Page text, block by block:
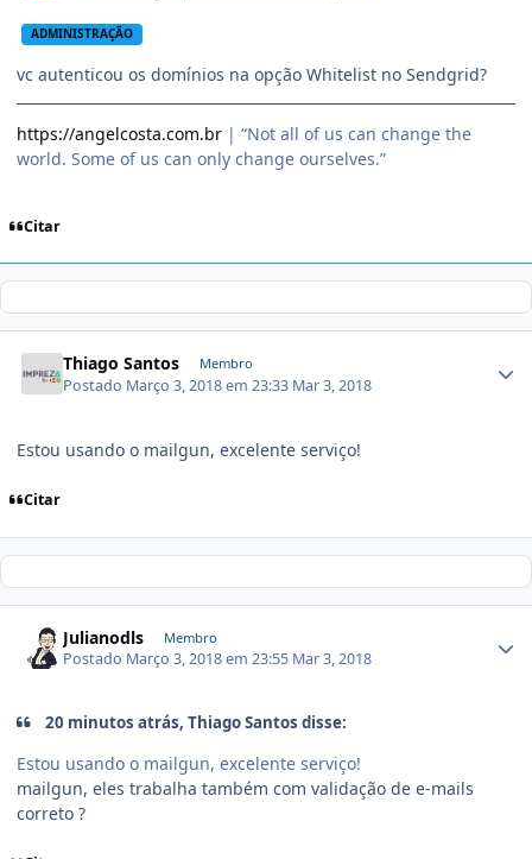
ADMINISTRAÇÃO
vc autenticou os domínios na opção Whitelist no Sendgrid?
https://angelcosta.com.br | “Not all of us can change the
world. Some of us can only change ourselves.”
Citar
Thiago Santos Membro
Postado Março 3, 2018 em 23:33 Mar 3, 2018
Estou usando o mailgun, excelente serviço!
Citar
Julianodls Membro
Postado Março 3, 2018 em 23:55 Mar 3, 2018
20 minutos atrás, Thiago Santos disse:
Estou usando o mailgun, excelente serviço!
mailgun, eles trabalha também com validação de e-mails
correto ?